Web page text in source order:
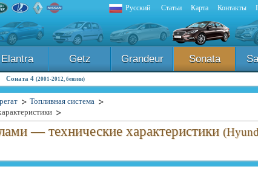
Русский Статьи Карта Контакты
Elantra Getz Grandeur Sonata
Соната 4 (2001-2012, бензин)
Топливная система
— технические характеристики